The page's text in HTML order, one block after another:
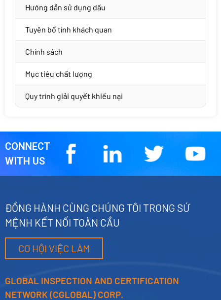
Hướng dẫn sử dụng dấu
Tuyên bố tính khách quan
Chính sách
Mục tiêu chất lượng
Quy trình giải quyết khiếu nại
CONNECT
WITH US
ĐỒNG HÀNH CÙNG CHÚNG TÔI TRONG SỨ
MỆNH KẾT NỐI TOÀN CẦU
CƠ HỘI VIỆC LÀM
GLOBAL INSPECTION AND CERTIFICATION
NETWORK (CGLOBAL) CORP.